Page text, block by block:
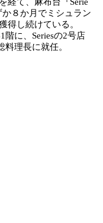
８か月でミシュラン
得し続けている。
階に、Seriesの2号店
料理長に就任。